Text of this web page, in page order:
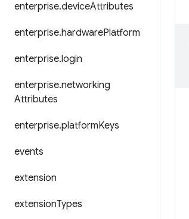
enterprise.deviceAttributes
enterprise.hardwarePlatform
enterprise.login
enterprise.networking
Attributes
enterprise.platformKeys
events
extension
extensionTypes